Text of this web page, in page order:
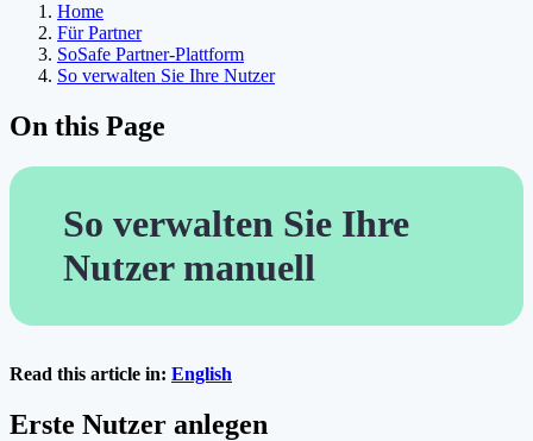
Home
Für Partner
SoSafe Partner-Plattform
So verwalten Sie Ihre Nutzer
On this Page
So verwalten Sie Ihre
Nutzer manuell
Read this article in: English
Erste Nutzer anlegen